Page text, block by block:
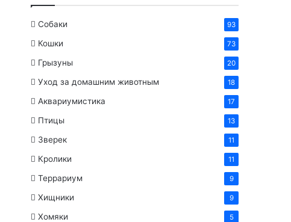
Собаки 93
Кошки 73
Грызуны 20
Уход за домашним животным 18
Аквариумистика 17
Птицы 13
Зверек 11
Кролики 11
Террариум 9
Хищники 9
Хомяки 5